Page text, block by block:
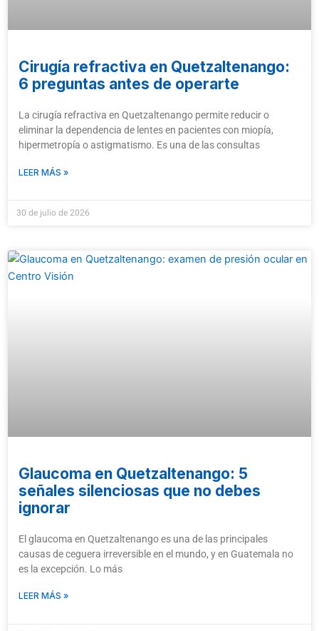
Cirugía refractiva en Quetzaltenango:
6 preguntas antes de operarte
La cirugía refractiva en Quetzaltenango permite reducir o
eliminar la dependencia de lentes en pacientes con miopía,
hipermetropía o astigmatismo. Es una de las consultas
LEER MÁS »
30 de julio de 2026
Glaucoma en Quetzaltenango: 5
señales silenciosas que no debes
ignorar
El glaucoma en Quetzaltenango es una de las principales
causas de ceguera irreversible en el mundo, y en Guatemala no
es la excepción. Lo más
LEER MÁS »